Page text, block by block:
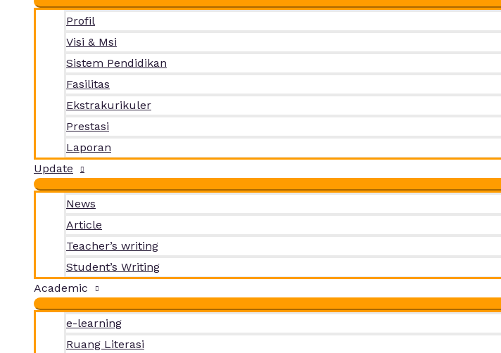
Profil
Visi & Msi
Sistem Pendidikan
Fasilitas
Ekstrakurikuler
Prestasi
Laporan
Update
News
Article
Teacher’s writing
Student’s Writing
Academic
e-learning
Ruang Literasi